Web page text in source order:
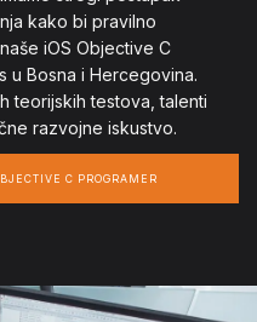
kako bi pravilno
iOS Objective C
u Bosna i Hercegovina.
teorijskih testova, talenti
razvojne iskustvo.
C PROGRAMER